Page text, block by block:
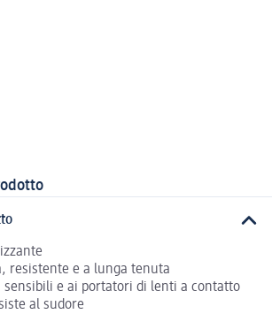
resistente e a lunga tenuta
sensibili e ai portatori di lenti a contatto
al sudore